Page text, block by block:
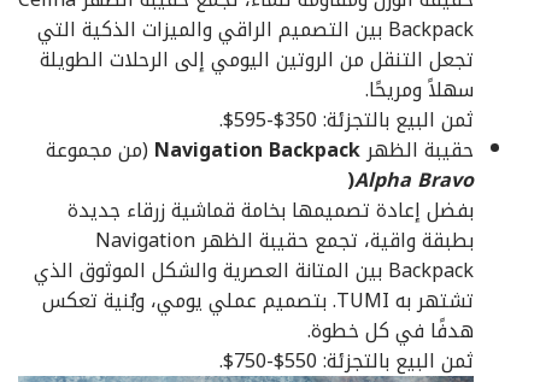
Backpack بين التصميم الراقي والميزات الذكية التي
تجعل التنقل من الروتين اليومي إلى الرحلات الطويلة
سهلاً ومريحًا.
ثمن البيع بالتجزئة: 350$-595$.
حقيبة الظهرNavigation Backpack(من مجموعة
Alpha Bravo
(
بفضل إعادة تصميمها بخامة قماشية زرقاء جديدة
بطبقة واقية، تجمع حقيبة الظهر Navigation
Backpack بين المتانة العصرية والشكل الموثوق الذي
تشتهر به TUMI. بتصميم عملي يومي، وبُنية تعكس
هدفًا في كل خطوة.
ثمن البيع بالتجزئة: 550$-750$.